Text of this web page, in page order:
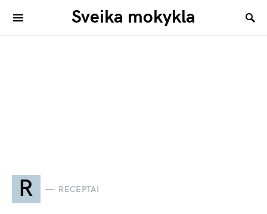
Sveika mokykla
R RECEPTAI